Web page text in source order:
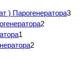
) Парогенератора3
2
1
2